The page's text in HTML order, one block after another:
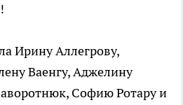
Ирину Аллегрову,
Ваенгу, Аджелину
Софию Ротару и